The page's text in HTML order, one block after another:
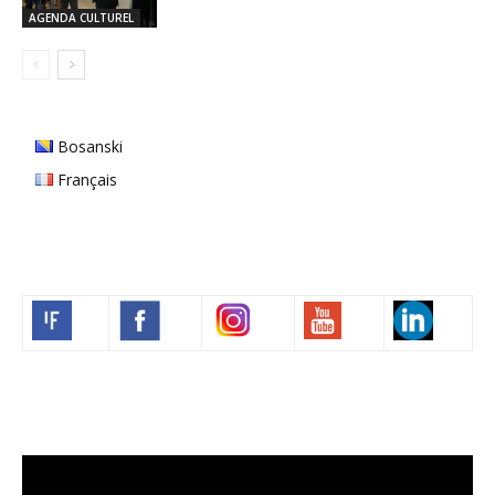
AGENDA CULTUREL
Bosanski
Français